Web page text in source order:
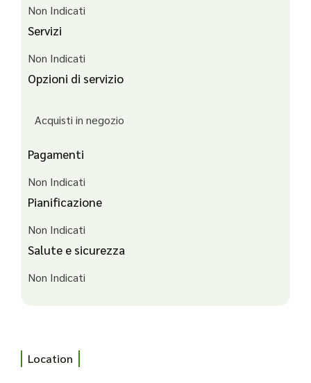
Non Indicati
Servizi
Non Indicati
Opzioni di servizio
Acquisti in negozio
Pagamenti
Non Indicati
Pianificazione
Non Indicati
Salute e sicurezza
Non Indicati
Location